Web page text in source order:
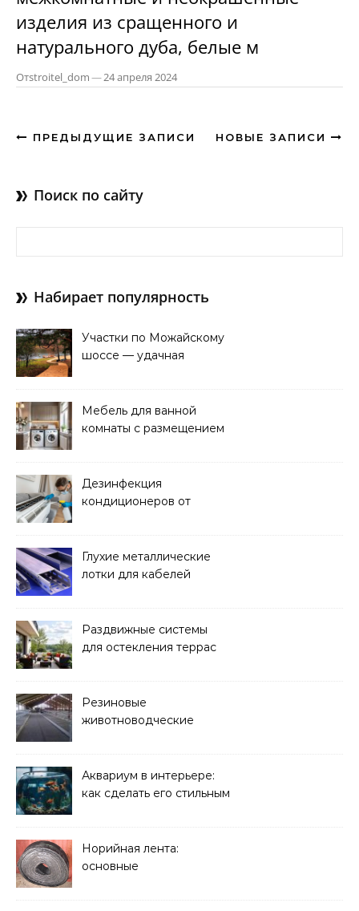
изделия из сращенного и
натурального дуба, белые м
Отstroitel_dom—24 апреля 2024
ПРЕДЫДУЩИЕ ЗАПИСИ НОВЫЕ ЗАПИСИ
Поиск по сайту
Набирает популярность
Участки по Можайскому
шоссе — удачная
Мебель для ванной
комнаты с размещением
Дезинфекция
кондиционеров от
Глухие металлические
лотки для кабелей
Раздвижные системы
для остекления террас
Резиновые
животноводческие
решать
Аквариум в интерьере:
как сделать его стильным
Норийная лента:
основные